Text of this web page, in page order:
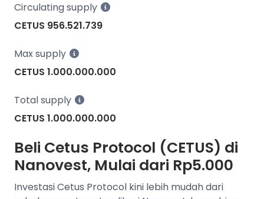
Circulating supply
CETUS 956.521.739
Max supply
CETUS 1.000.000.000
Total supply
CETUS 1.000.000.000
Beli Cetus Protocol (CETUS) di
Nanovest, Mulai dari Rp5.000
Investasi Cetus Protocol kini lebih mudah dari